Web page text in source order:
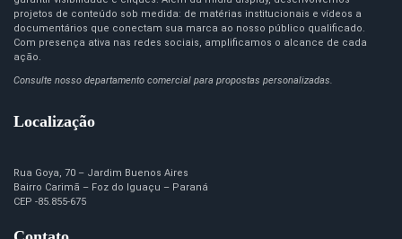
projetos de conteúdo sob medida: de matérias institucionais e vídeos a
documentários que conectam sua marca ao nosso público qualificado.
Com presença ativa nas redes sociais, amplificamos o alcance de cada
ação.
Consulte nosso departamento comercial para propostas personalizadas.
Localização
Rua Goya, 70 – Jardim Buenos Aires
Bairro Carimã – Foz do Iguaçu – Paraná
CEP -85.855-675